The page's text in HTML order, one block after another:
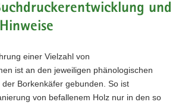
und
einer Vielzahl von
ist an den jeweiligen phänologischen
Borkenkäfer gebunden. So ist
von befallenem Holz nur in den so